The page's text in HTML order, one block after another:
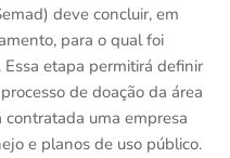
deve concluir, em
para o qual foi
etapa permitirá definir
de doação da área
contratada uma empresa
e planos de uso público.